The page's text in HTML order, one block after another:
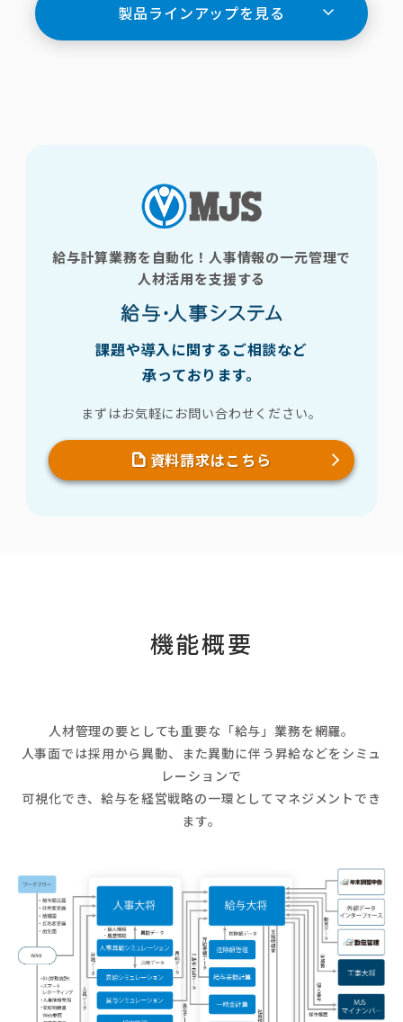
製品ラインアップを見る
給与計算業務を自動化！人事情報の一元管理で
人材活用を支援する
課題や導入に関するご相談など
承っております。
まずはお気軽にお問い合わせください。
資料請求はこちら
機能概要
人材管理の要としても重要な「給与」業務を網羅。
人事面では採用から異動、また異動に伴う昇給などをシミュ
レーションで
可視化でき、給与を経営戦略の一環としてマネジメントでき
ます。